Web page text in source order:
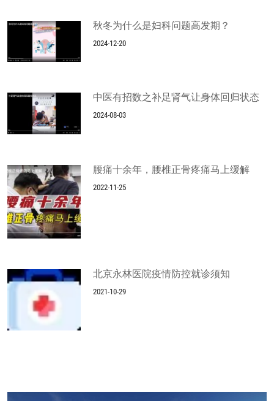
秋冬为什么是妇科问题高发期？
2024-12-20
中医有招数之补足肾气让身体回归状态
2024-08-03
腰痛十余年，腰椎正骨疼痛马上缓解
2022-11-25
北京永林医院疫情防控就诊须知
2021-10-29